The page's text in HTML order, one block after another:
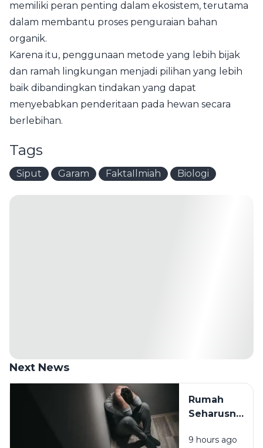
memiliki peran penting dalam ekosistem, terutama
dalam membantu proses penguraian bahan
organik.
Karena itu, penggunaan metode yang lebih bijak
dan ramah lingkungan menjadi pilihan yang lebih
baik dibandingkan tindakan yang dapat
menyebabkan penderitaan pada hewan secara
berlebihan.
Tags
Siput Garam FaktaIlmiah Biologi
Next News
Rumah
Seharusnya
Tempat
9 hours ago